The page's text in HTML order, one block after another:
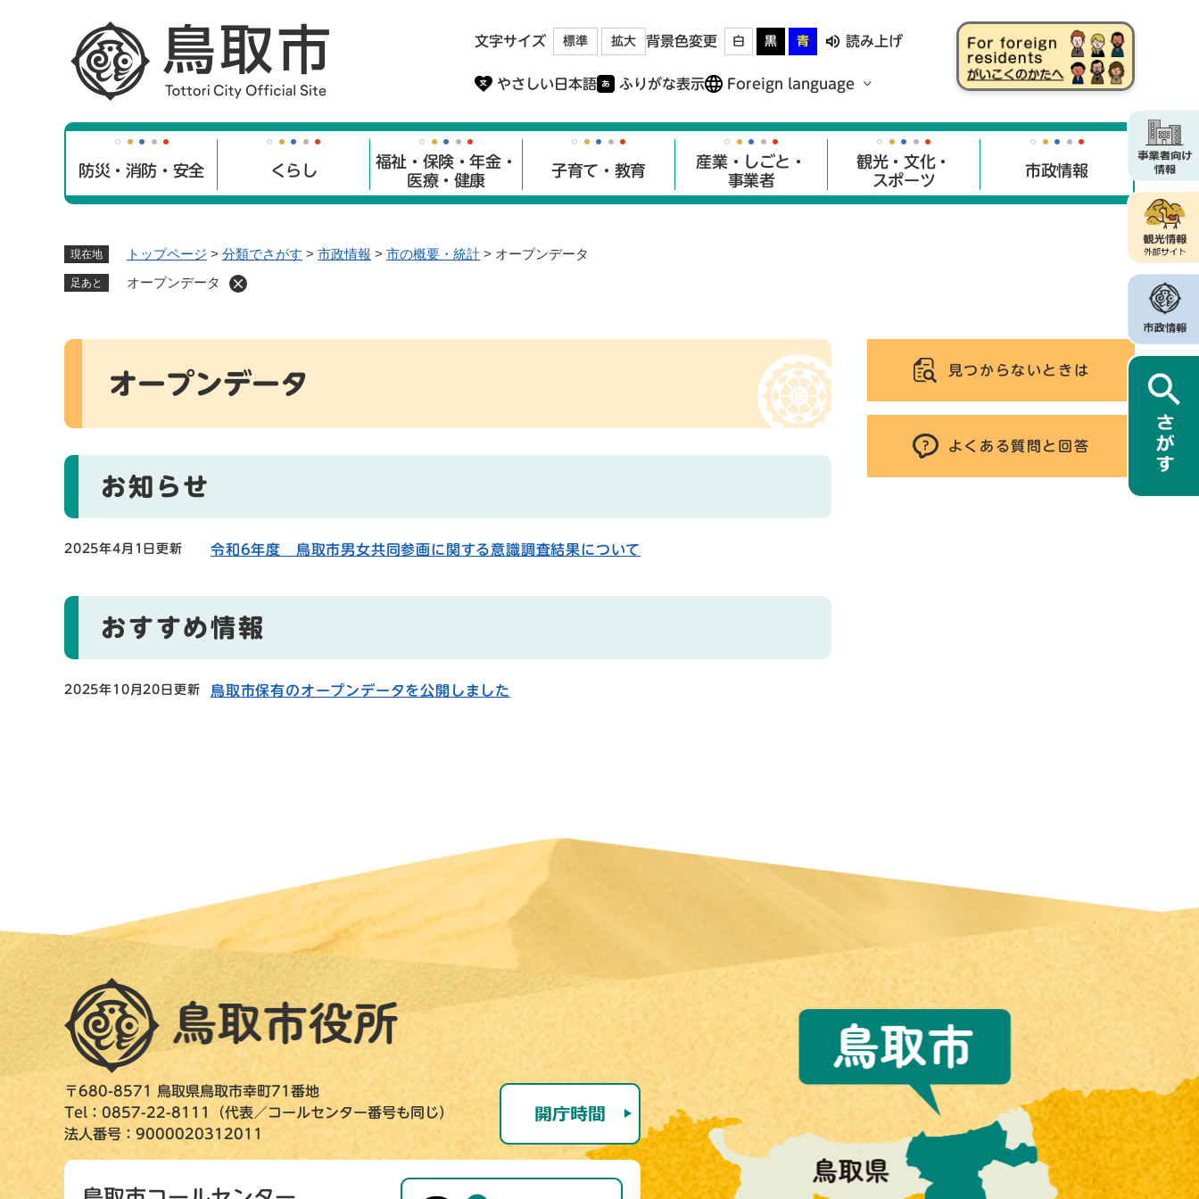
文字サイズ 標準 拡大 背景色変更 白 黒 青 読み上げ
やさしい日本語 ふりがな表示 Foreign language
防災・消防・安全 くらし
福祉・保険・年金・
医療・健康
子育て・教育
産業・しごと・
事業者
観光・文化・
スポーツ
市政情報
現在地 トップページ > 分類でさがす > 市政情報 > 市の概要・統計 > オープンデータ
足あと オープンデータ
本
オープンデータ
お知らせ
2025年4月1日更新 令和6年度 鳥取市男女共同参画に関する意識調査結果について
おすすめ情報
2025年10月20日更新 鳥取市保有のオープンデータを公開しました
見つからないときは
よくある質問と回答
〒680-8571 鳥取県鳥取市幸町71番地
Tel：0857-22-8111（代表／コールセンター番号も同じ）
法人番号：9000020312011